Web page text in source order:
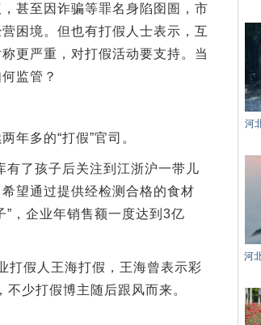
至因诈骗等罪名身陷囹圄，市
困境。但也有打假人士表示，互
更严重，对打假活动要支持。当
监管？
多的“打假”官司。
了孩子后关注到江浙沪一带儿
望通过提供经检测合格的食材
”，企业年销售额一度达到3亿
假人王海打假，王海曾表示彩
不少打假博主随后跟风而来。
河
河